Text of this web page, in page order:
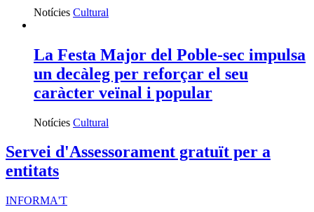
Notícies Cultural
La Festa Major del Poble-sec impulsa
un decàleg per reforçar el seu
caràcter veïnal i popular
Notícies Cultural
Servei d'Assessorament gratuït per a
entitats
INFORMA'T